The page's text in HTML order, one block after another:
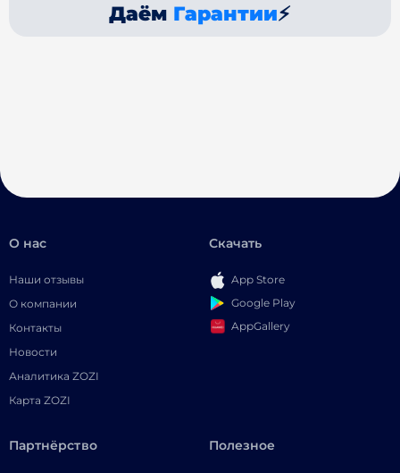
Даём Гарантии⚡
О нас
Наши отзывы
О компании
Контакты
Новости
Аналитика ZOZI
Карта ZOZI
Скачать
App Store
Google Play
AppGallery
Партнёрство Полезное